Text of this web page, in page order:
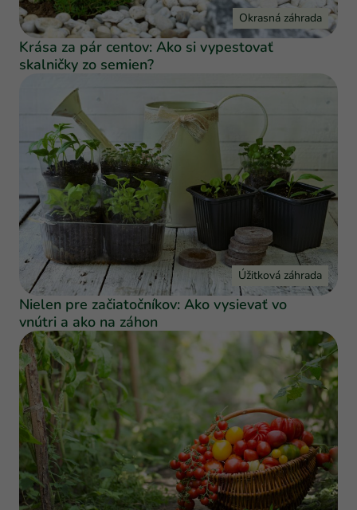
Okrasná záhrada
Krása za pár centov: Ako si vypestovať
skalničky zo semien?
Úžitková záhrada
Nielen pre začiatočníkov: Ako vysievať vo
vnútri a ako na záhon